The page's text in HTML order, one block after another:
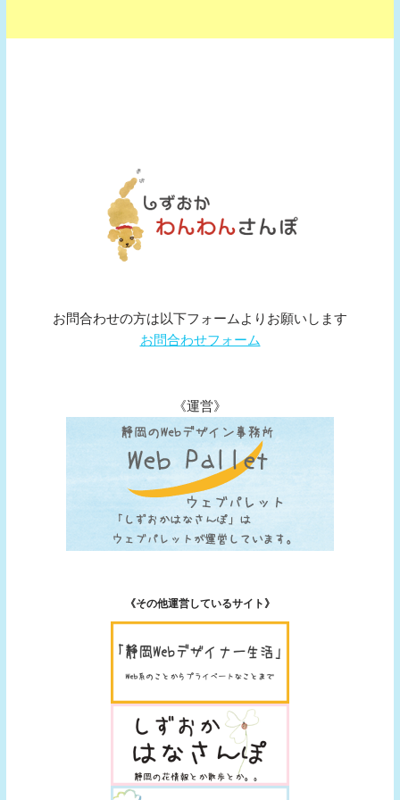
お問合わせの方は以下フォームよりお願いします
お問合わせフォーム
《運営》
《その他運営しているサイト》